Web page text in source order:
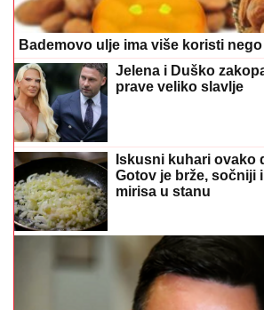
Bademovo ulje ima više koristi
Jelena i Duško
prave veliko slavlje
Iskusni kuhari ovako
Gotov je brže, sočniji
mirisa u stanu